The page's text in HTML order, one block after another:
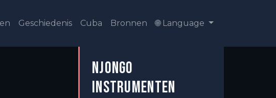
Geschiedenis Cuba Bronnen 🌐 Language
NJONGO
INSTRUMENTEN